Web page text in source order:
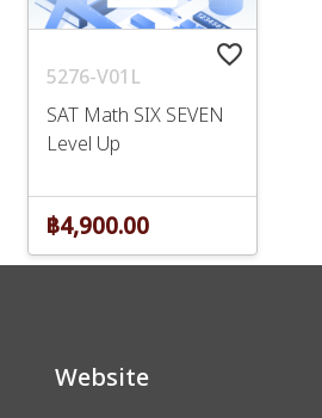
favorite_border
5276-V01L
SAT Math SIX SEVEN
Level Up
฿4,900.00
Website